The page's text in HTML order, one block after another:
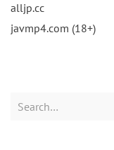
alljp.cc
javmp4.com (18+)
Search